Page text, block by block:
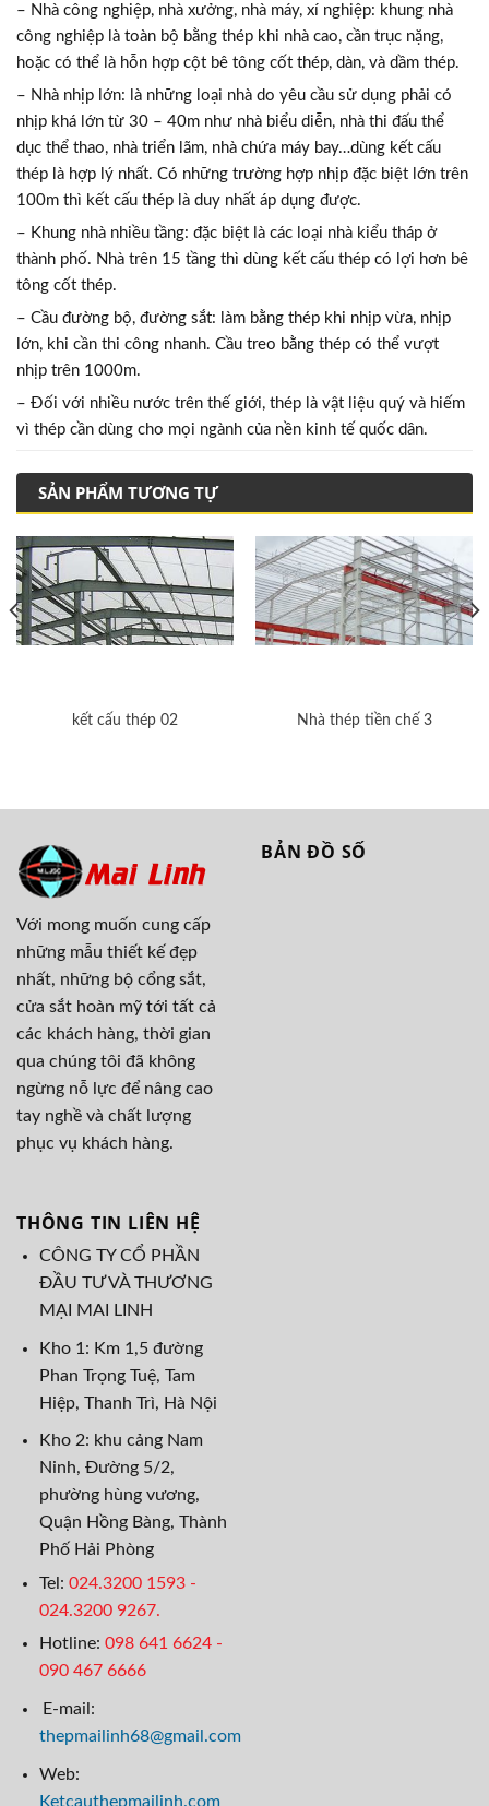
– Nhà công nghiệp, nhà xưởng, nhà máy, xí nghiệp: khung nhà
công nghiệp là toàn bộ bằng thép khi nhà cao, cần trục nặng,
hoặc có thể là hỗn hợp cột bê tông cốt thép, dàn, và dầm thép.
– Nhà nhịp lớn: là những loại nhà do yêu cầu sử dụng phải có
nhịp khá lớn từ 30 – 40m như nhà biểu diễn, nhà thi đấu thể
dục thể thao, nhà triển lãm, nhà chứa máy bay…dùng kết cấu
thép là hợp lý nhất. Có những trường hợp nhịp đặc biệt lớn trên
100m thì kết cấu thép là duy nhất áp dụng được.
– Khung nhà nhiều tầng: đặc biệt là các loại nhà kiểu tháp ở
thành phố. Nhà trên 15 tầng thì dùng kết cấu thép có lợi hơn bê
tông cốt thép.
– Cầu đường bộ, đường sắt: làm bằng thép khi nhịp vừa, nhịp
lớn, khi cần thi công nhanh. Cầu treo bằng thép có thể vượt
nhịp trên 1000m.
– Đối với nhiều nước trên thế giới, thép là vật liệu quý và hiếm
vì thép cần dùng cho mọi ngành của nền kinh tế quốc dân.
SẢN PHẨM TƯƠNG TỰ
kết cấu thép 02 Nhà thép tiền chế 3
Với mong muốn cung cấp
những mẫu thiết kế đẹp
nhất, những bộ cổng sắt,
cửa sắt hoàn mỹ tới tất cả
các khách hàng, thời gian
qua chúng tôi đã không
ngừng nỗ lực để nâng cao
tay nghề và chất lượng
phục vụ khách hàng.
BẢN ĐỒ SỐ
THÔNG TIN LIÊN HỆ
CÔNG TY CỔ PHẦN
ĐẦU TƯ VÀ THƯƠNG
MẠI MAI LINH
Kho 1: Km 1,5 đường
Phan Trọng Tuệ, Tam
Hiệp, Thanh Trì, Hà Nội
Kho 2: khu cảng Nam
Ninh, Đường 5/2,
phường hùng vương,
Quận Hồng Bàng, Thành
Phố Hải Phòng
Tel: 024.3200 1593 -
024.3200 9267.
Hotline: 098 641 6624-
090 467 6666
E-mail:
thepmailinh68@gmail.com
Web:
Ketcauthepmailinh.com